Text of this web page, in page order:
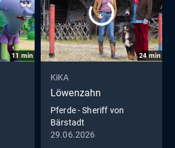
11 min 24 min
KiKA
Löwenzahn
Pferde - Sheriff von
Bärstadt
29.06.2026